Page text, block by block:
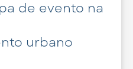
de evento na
urbano